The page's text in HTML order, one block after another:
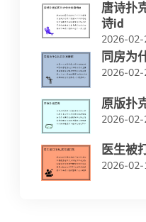
唐诗扑
诗id
2026-02-
同房为
2026-02-
原版扑
2026-02-
医生被
2026-02-